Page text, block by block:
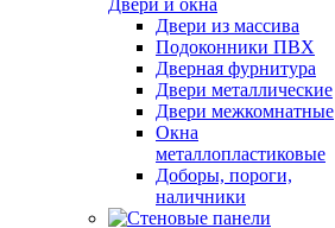
Двери и окна
Двери из массива
Подоконники ПВХ
Дверная фурнитура
Двери металлические
Двери межкомнатные
Окна
металлопластиковые
Доборы, пороги,
наличники